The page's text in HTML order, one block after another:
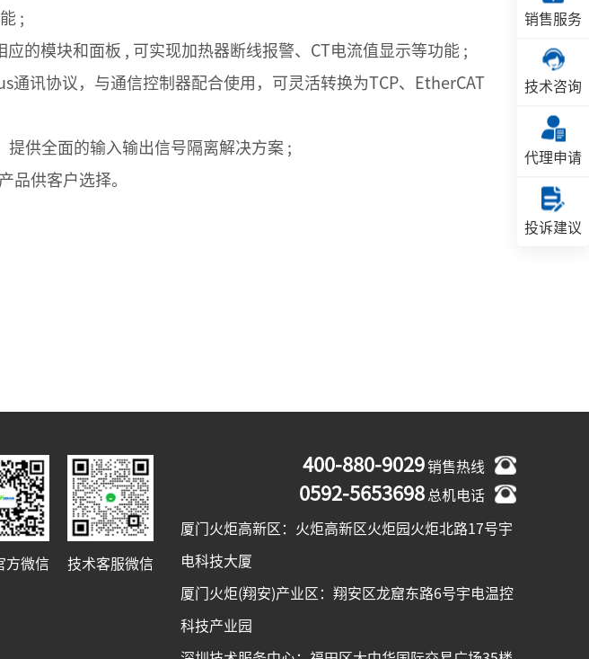
;
应的模块和面板 , 可实现加热器断线报警、CT电流值显示等功能 ;
通讯协议，与通信控制器配合使用，可灵活转换为TCP、EtherCAT
提供全面的输入输出信号隔离解决方案 ;
品供客户选择。
销售服务
技术咨询
代理申请
投诉建议
方微信 技术客服微信
400-880-9029 销售热线
0592-5653698 总机电话
厦门火炬高新区：火炬高新区火炬园火炬北路17号宇
电科技大厦
厦门火炬(翔安)产业区：翔安区龙窟东路6号宇电温控
科技产业园